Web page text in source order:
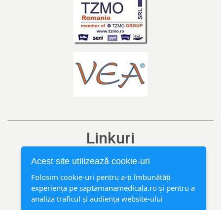
Linkuri
Ediția curentă
Arhivă
Rubrici
Contact
Acest site utilizează cookie-uri
Folosim cookie-uri pentru a-ți îmbunătăți
experiența pe saptamanamedicala.ro și pentru a
analiza traficul și audiența website-ului